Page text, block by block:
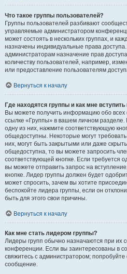
Что такое группы пользователей?
Группы пользователей разбивают
управляемые администратором
может состоять в нескольких группах, и
назначены индивидуальные права
администраторам назначение прав
количеству пользователей, например,
или предоставление пользователям
Вернуться к началу
Где находятся группы и как мне вступить
Вы можете получить информацию обо всех
ссылке «Группы» в вашем личном разделе.
одну из них, нажмите соответствующую
общедоступны. Некоторые могут
них, могут быть закрытыми или даже
общедоступна, то вы можете запросить
соответствующей кнопке. Если требуется
вы можете отправить запрос на
кнопке. Лидер группы должен будет
может спросить, зачем вы хотите
беспокойте лидера группы, если он
быть для этого свои причины.
Вернуться к началу
Как мне стать лидером группы?
Лидеры групп обычно назначаются при их
конференции. Если вы заинтересованы в
свяжитесь с администратором; попробуйте
сообщение.